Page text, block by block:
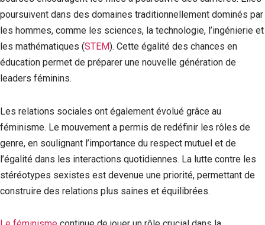
poursuivent dans des domaines traditionnellement dominés par
les hommes, comme les sciences, la technologie, l’ingénierie et
les mathématiques (STEM). Cette égalité des chances en
éducation permet de préparer une nouvelle génération de
leaders féminins.
Les relations sociales ont également évolué grâce au
féminisme. Le mouvement a permis de redéfinir les rôles de
genre, en soulignant l’importance du respect mutuel et de
l’égalité dans les interactions quotidiennes. La lutte contre les
stéréotypes sexistes est devenue une priorité, permettant de
construire des relations plus saines et équilibrées.